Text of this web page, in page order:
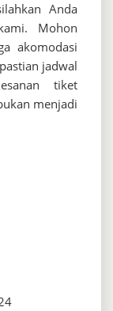
Anda
Mohon
akomodasi
jadwal
tiket
menjadi